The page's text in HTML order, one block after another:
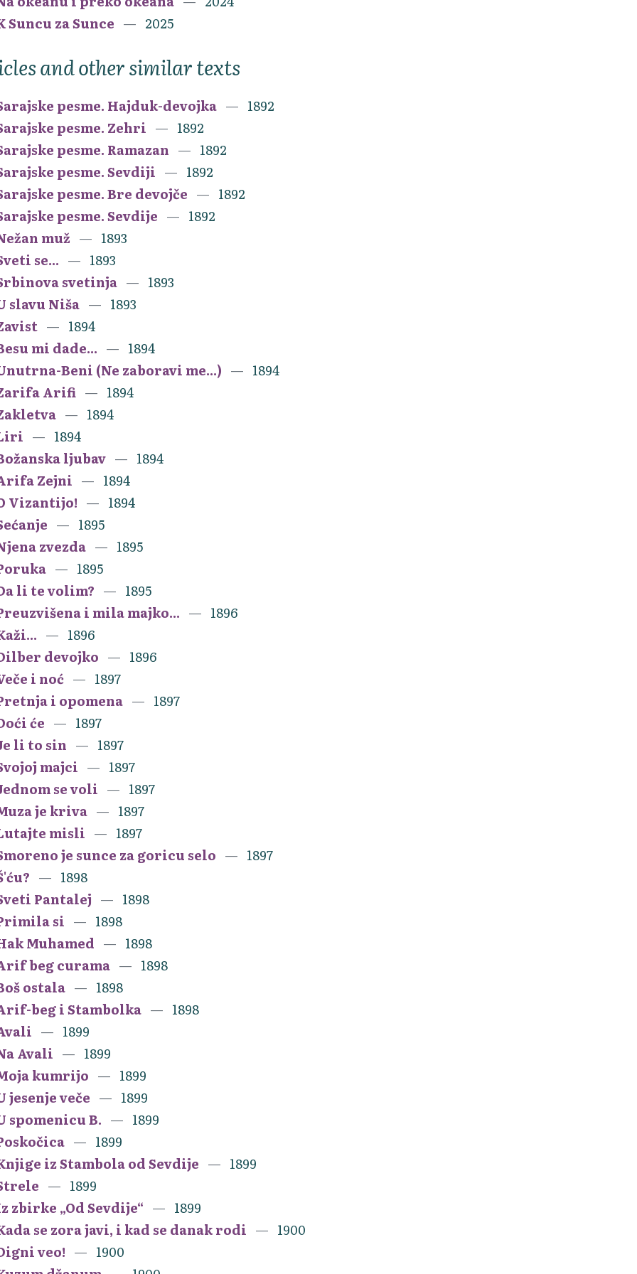
Suncu za Sunce
2025
and other similar texts
pesme. Hajduk-devojka
1892
pesme. Zehri
1892
pesme. Ramazan
1892
pesme. Sevdiji
1892
pesme. Bre devojče
1892
pesme. Sevdije
1892
muž
1893
se...
1893
svetinja
1893
slavu Niša
1893
1894
mi dade...
1894
Beni (Ne zaboravi me...)
1894
Arifi
1894
1894
1894
ljubav
1894
Zejni
1894
Vizantijo!
1894
1895
zvezda
1895
1895
li te volim?
1895
i mila majko...
1896
1896
devojko
1896
i noć
1897
i opomena
1897
će
1897
li to sin
1897
majci
1897
se voli
1897
je kriva
1897
misli
1897
je sunce za goricu selo
1897
1898
Pantalej
1898
si
1898
Muhamed
1898
beg curama
1898
ostala
1898
beg i Stambolka
1898
1899
Avali
1899
kumrijo
1899
jesenje veče
1899
spomenicu B.
1899
1899
iz Stambola od Sevdije
1899
1899
zbirke „Od Sevdije“
1899
se zora javi, i kad se danak rodi
1900
veo!
1900